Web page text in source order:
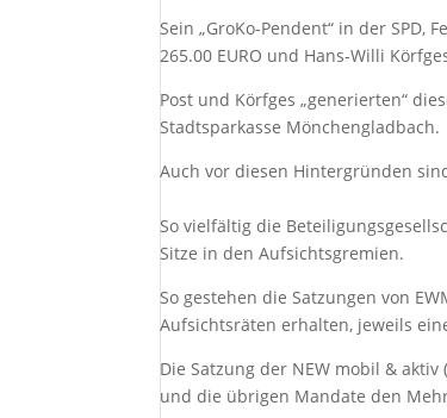
Sein „GroKo-Pendent“ in der SPD,
265.00 EURO und Hans-Willi
Post und Körfges „generierten“
Stadtsparkasse Mönchengladbach.
Auch vor diesen Hintergründen
So vielfältig die
Sitze in den Aufsichtsgremien.
So gestehen die Satzungen von
Aufsichtsräten erhalten, jeweils
Die Satzung der NEW mobil &
und die übrigen Mandate den